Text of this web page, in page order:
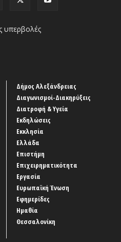
υπερβολές
Δήμος Αλεξάνδρειας
Διαγωνισμοί-Διακηρύξεις
Διατροφή & Υγεία
Εκδηλώσεις
Εκκλησία
Ελλάδα
Επιστήμη
Επιχειρηματικότητα
Εργασία
Ευρωπαϊκή Ένωση
Εφημερίδες
Ημαθία
Θεσσαλονίκη